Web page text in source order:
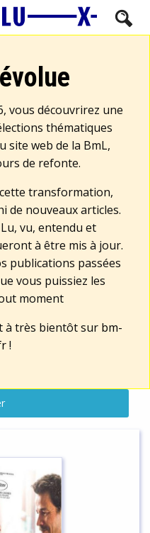
vous découvrirez une
thématiques
site web de la BmL,
de refonte.
transformation,
de nouveaux articles.
vu, entendu et
à être mis à jour.
publications passées
vous puissiez les
moment
à très bientôt sur bm-
!